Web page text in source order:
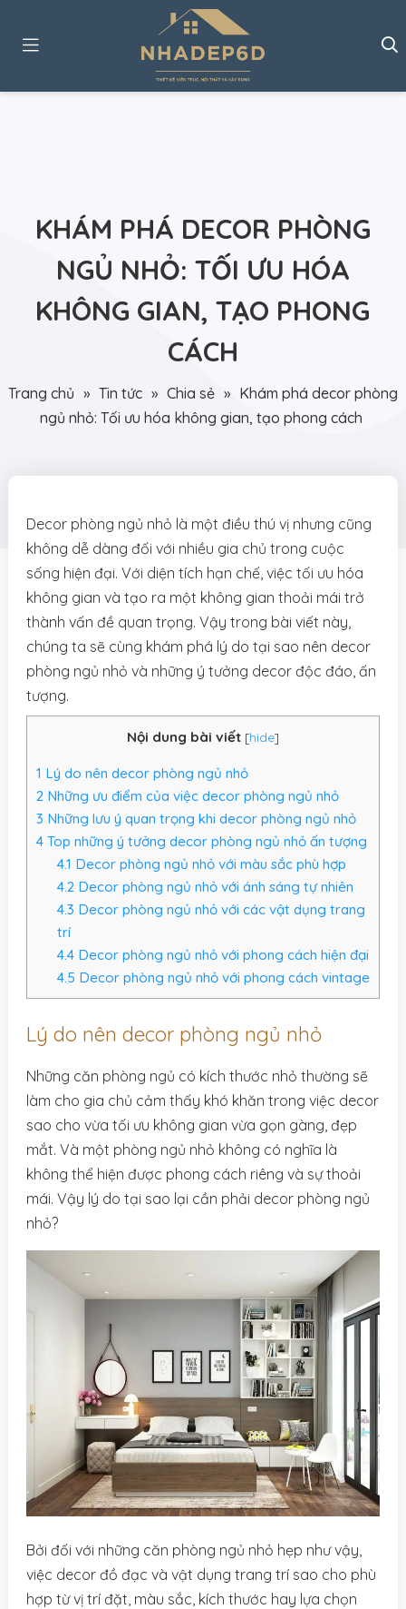
KHÁM PHÁ DECOR PHÒNG
NGỦ NHỎ: TỐI ƯU HÓA
KHÔNG GIAN, TẠO PHONG
CÁCH
Trang chủ » Tin tức » Chia sẻ » Khám phá decor phòng
ngủ nhỏ: Tối ưu hóa không gian, tạo phong cách
Decor phòng ngủ nhỏ là một điều thú vị nhưng cũng
không dễ dàng đối với nhiều gia chủ trong cuộc
sống hiện đại. Với diện tích hạn chế, việc tối ưu hóa
không gian và tạo ra một không gian thoải mái trở
thành vấn đề quan trọng. Vậy trong bài viết này,
chúng ta sẽ cùng khám phá lý do tại sao nên decor
phòng ngủ nhỏ và những ý tưởng decor độc đáo, ấn
tượng.
Nội dung bài viết [hide]
1 Lý do nên decor phòng ngủ nhỏ
2Những ưu điểm của việc decor phòng ngủ nhỏ
3 Những lưu ý quan trọng khi decor phòng ngủ nhỏ
4Top những ý tưởng decor phòng ngủ nhỏ ấn tượng
4.1 Decor phòng ngủ nhỏ với màu sắc phù hợp
4.2Decor phòng ngủ nhỏ với ánh sáng tự nhiên
4.3 Decor phòng ngủ nhỏ với các vật dụng trang
trí
4.4Decor phòng ngủ nhỏ với phong cách hiện đại
4.5 Decor phòng ngủ nhỏ với phong cách vintage
Lý do nên decor phòng ngủ nhỏ
Những căn phòng ngủ có kích thước nhỏ thường sẽ
làm cho gia chủ cảm thấy khó khăn trong việc decor
sao cho vừa tối ưu không gian vừa gọn gàng, đẹp
mắt. Và một phòng ngủ nhỏ không có nghĩa là
không thể hiện được phong cách riêng và sự thoải
mái. Vậy lý do tại sao lại cần phải decor phòng ngủ
nhỏ?
Bởi đối với những căn phòng ngủ nhỏ hẹp như vậy,
việc decor đồ đạc và vật dụng trang trí sao cho phù
hợp từ vị trí đặt, màu sắc, kích thước hay lựa chọn